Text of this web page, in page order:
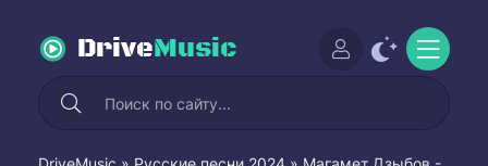
DriveMusic